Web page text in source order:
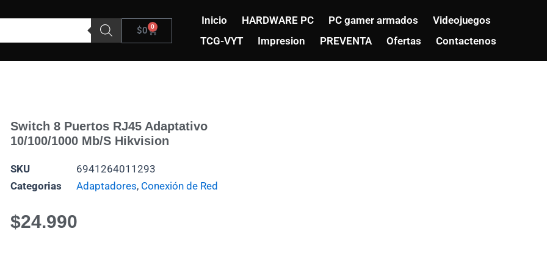
$0 0
Carrito
Inicio HARDWARE PC PC gamer armados
Videojuegos
TCG-VYT
Impresion PREVENTA Ofertas Contactenos
Switch 8 Puertos RJ45 Adaptativo
10/100/1000 Mb/s Hikvision
SKU
6941264011293
Categorias
Adaptadores, Conexión de Red
$24.990